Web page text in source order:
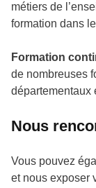
métiers de
formation dans
Formation
de nombreuses
départementaux
Nous
Vous pouvez
et nous exposer